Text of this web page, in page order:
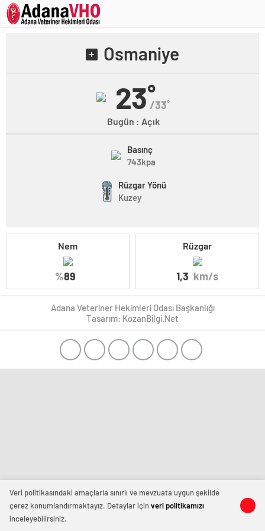
Osmaniye
23˚
/33˚
Bugün : Açık
Basınç
743kpa
Rüzgar Yönü
Kuzey
Nem
%89
Rüzgar
1,3 km/s
Adana Veteriner Hekimleri Odası Başkanlığı
Tasarım: KozanBilgi.Net
Veri politikasındaki amaçlarla sınırlı ve mevzuata uygun şekilde
çerez konumlandırmaktayız. Detaylar içinveri politikamızı
inceleyebilirsiniz.